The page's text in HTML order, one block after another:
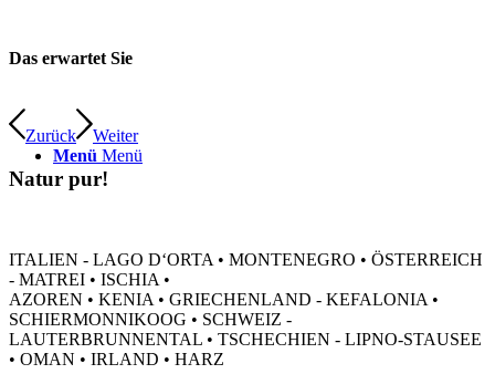
Menü Menü
Das erwartet Sie
Zurück Weiter
Natur pur!
ITALIEN - LAGO D‘ORTA • MONTENEGRO • ÖSTERREICH
- MATREI • ISCHIA •
AZOREN • KENIA • GRIECHENLAND - KEFALONIA •
SCHIERMONNIKOOG • SCHWEIZ -
LAUTERBRUNNENTAL • TSCHECHIEN - LIPNO-STAUSEE
• OMAN • IRLAND • HARZ